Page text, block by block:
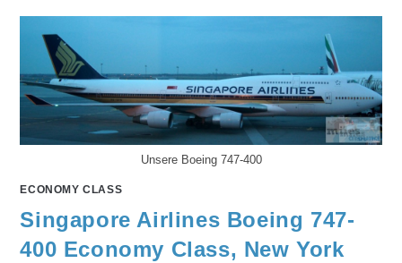
Unsere Boeing 747-400
ECONOMY CLASS
Singapore Airlines Boeing 747-
400 Economy Class, New York